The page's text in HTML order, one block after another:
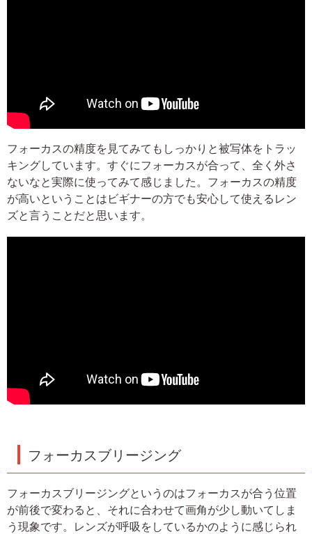
フォーカスの精度を見てみてもしっかりと被写体をトラッ
キングしています。すぐにフォーカスが合って、全く外さ
ないなと実際に使ってみて感じました。フォーカスの精度
が高いということはビギナーの方でも安心して使えるレン
ズと言うことだと思います。
フォーカスブリージング
フォーカスブリージングというのはフォーカスが合う位置
が前後で変わると、それに合わせて画角が少し動いてしま
う現象です。レンズが呼吸をしているかのように感じられ